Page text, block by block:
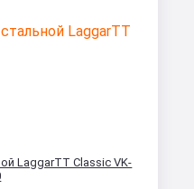
LaggarTT Classic VK-